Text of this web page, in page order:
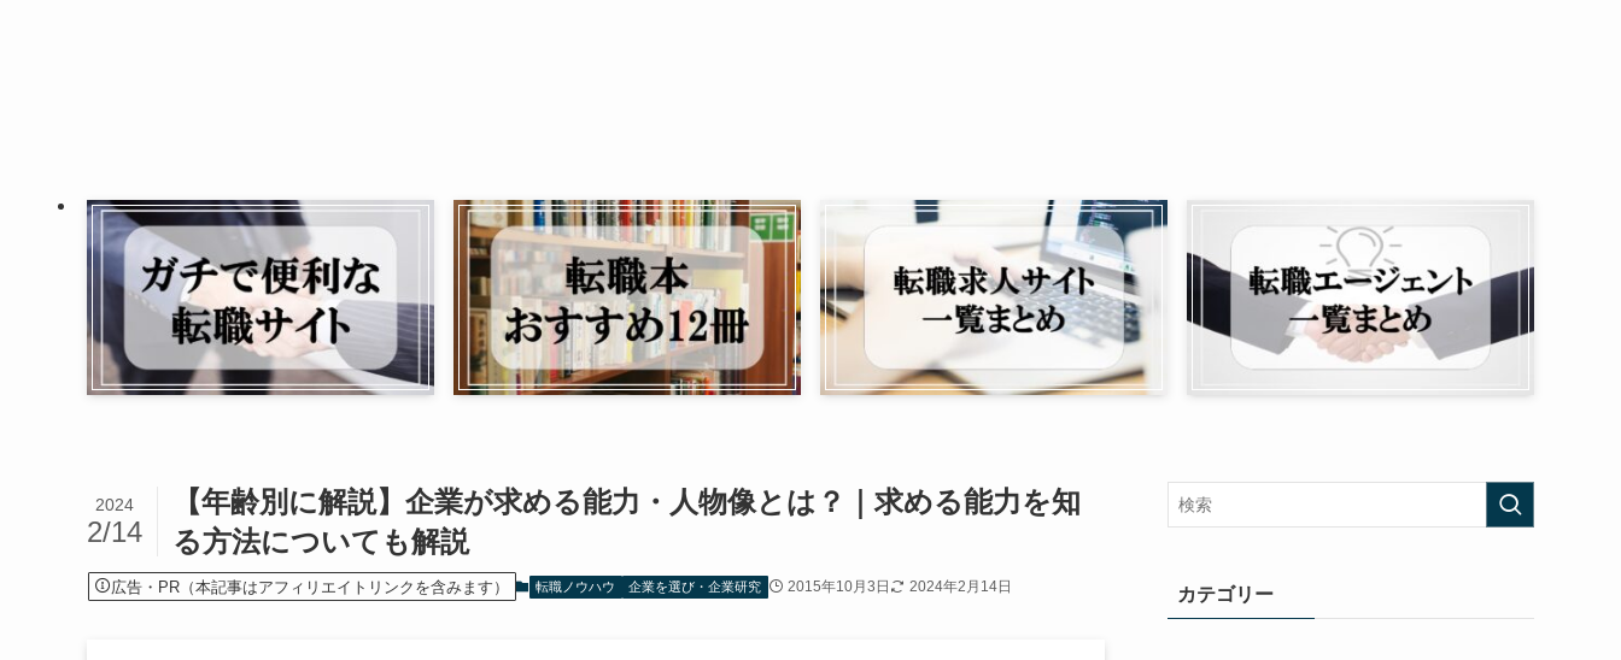
【年齢別に解説】企業が求める能力・人物像とは？｜求める能力を知
る方法についても解説
2024
2/14
広告・PR（本記事はアフィリエイトリンクを含みます） 転職ノウハウ 企業を選び・企業研究 2015年10月3日 2024年2月14日 カテゴリー